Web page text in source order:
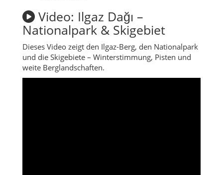
Video: Ilgaz Dağı –
Nationalpark & Skigebiet
Dieses Video zeigt den Ilgaz-Berg, den Nationalpark
und die Skigebiete – Winterstimmung, Pisten und
weite Berglandschaften.